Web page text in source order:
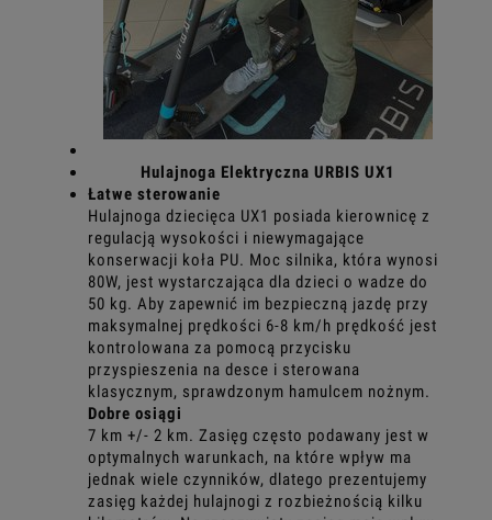
Hulajnoga Elektryczna URBIS UX1
Łatwe sterowanie
Hulajnoga dziecięca UX1 posiada kierownicę z
regulacją wysokości i niewymagające
konserwacji koła PU. Moc silnika, która wynosi
80W, jest wystarczająca dla dzieci o wadze do
50 kg. Aby zapewnić im bezpieczną jazdę przy
maksymalnej prędkości 6-8 km/h prędkość jest
kontrolowana za pomocą przycisku
przyspieszenia na desce i sterowana
klasycznym, sprawdzonym hamulcem nożnym.
Dobre osiągi
7 km +/- 2 km. Zasięg często podawany jest w
optymalnych warunkach, na które wpływ ma
jednak wiele czynników, dlatego prezentujemy
zasięg każdej hulajnogi z rozbieżnością kilku